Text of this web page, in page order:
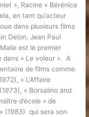
», Racine « Bérénice
en tant qu’acteur
dans plusieurs films
Delon, Jean Paul
est le premier
dans « Le voleur ». A
de films comme
« L’Affaire
« Borsalino and
d’école » de
(1983) qui sera son